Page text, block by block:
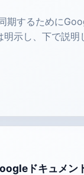
期するために
示し、下で説明
ドキュメン